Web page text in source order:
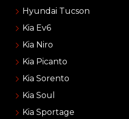
Hyundai Tucson
Kia Ev6
Kia Niro
Kia Picanto
Kia Sorento
Kia Soul
Kia Sportage